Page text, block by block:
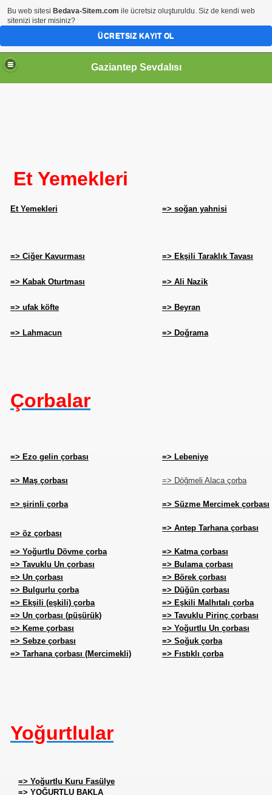
Gaziantep Sevdalısı
Et Yemekleri
Et Yemekleri => soğan yahnisi
=> Ciğer Kavurması => Ekşili Taraklık Tavası
=> Kabak Oturtması => Ali Nazik
=> ufak köfte => Beyran
=> Lahmacun => Doğrama
Çorbalar
=> Ezo gelin çorbası => Lebeniye
=> Maş çorbası => Döğmeli Alaca çorba
=> şirinli çorba => Süzme Mercimek çorbası
=> öz çorbası
=> Antep Tarhana çorbası
=> Yoğurtlu Dövme çorba
=> Katma çorbası
=> Tavuklu Un çorbası
=> Bulama çorbası
=> Un çorbası
=> Börek çorbası
=> Bulgurlu çorba
=> Düğün çorbası
=> Ekşili (eşkili) çorba
=> Eşkili Malhıtalı çorba
=> Un çorbası (püşürük)
=> Tavuklu Pirinç çorbası
=> Keme çorbası
=> Yoğurtlu Un çorbası
=> Sebze çorbası
=> Soğuk çorba
=> Tarhana çorbası (Mercimekli)
=> Fıstıklı çorba
Yoğurtlular
=> Yoğurtlu Kuru Fasülye
=> YOĞURTLU BAKLA
Bu web sitesi Bedava-Sitem.com ile ücretsiz oluşturuldu. Siz de kendi web
sitenizi ister misiniz?
ÜCRETSIZ KAYIT OL